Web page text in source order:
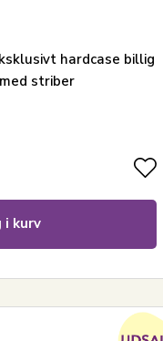
hardcase billig
striber
kurv